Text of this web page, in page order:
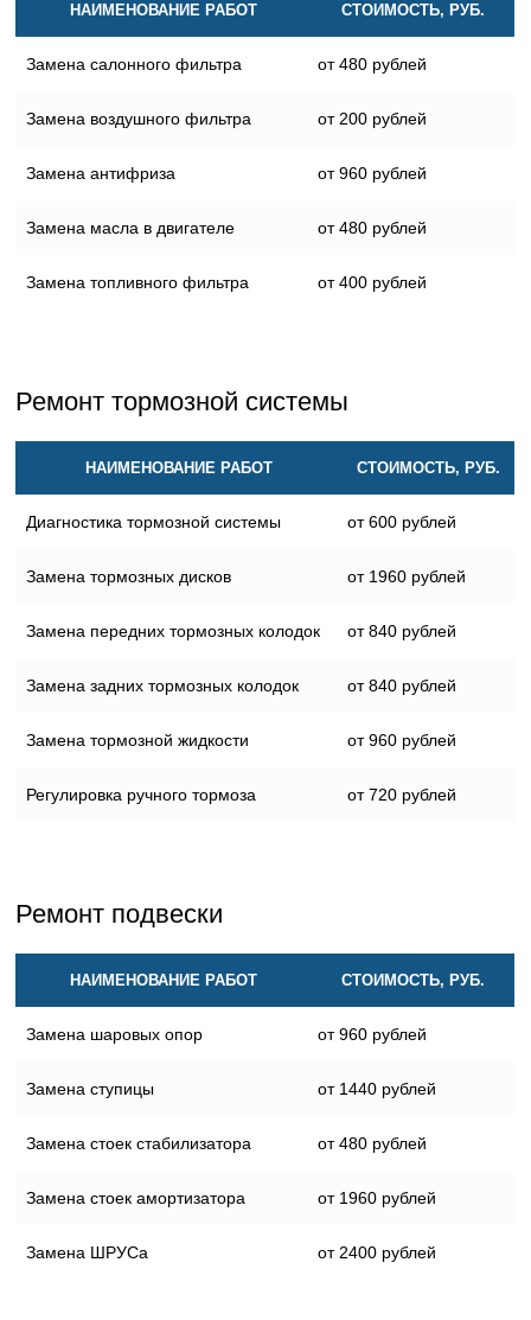
НАИМЕНОВАНИЕ РАБОТ СТОИМОСТЬ, РУБ.
Замена салонного фильтра от 480 рублей
Замена воздушного фильтра от 200 рублей
Замена антифриза от 960 рублей
Замена масла в двигателе от 480 рублей
Замена топливного фильтра от 400 рублей
Ремонт тормозной системы
НАИМЕНОВАНИЕ РАБОТ СТОИМОСТЬ, РУБ.
Диагностика тормозной системы от 600 рублей
Замена тормозных дисков от 1960 рублей
Замена передних тормозных колодок от 840 рублей
Замена задних тормозных колодок от 840 рублей
Замена тормозной жидкости от 960 рублей
Регулировка ручного тормоза от 720 рублей
Ремонт подвески
НАИМЕНОВАНИЕ РАБОТ СТОИМОСТЬ, РУБ.
Замена шаровых опор от 960 рублей
Замена ступицы от 1440 рублей
Замена стоек стабилизатора от 480 рублей
Замена стоек амортизатора от 1960 рублей
Замена ШРУСа от 2400 рублей